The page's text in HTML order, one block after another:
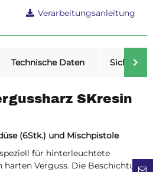
Verarbeitungsanleitung
Technische Daten
SKresin
(6Stk.) und Mischpistole
für hinterleuchtete
Verguss. Die Beschichtung